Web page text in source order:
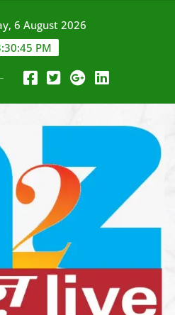
6 August 2026
PM